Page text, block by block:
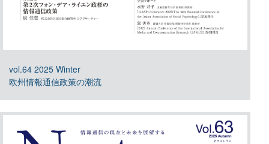
vol.64 2025 Winter
欧州情報通信政策の潮流